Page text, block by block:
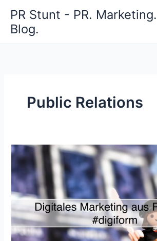
Inhalt
springen
PR Stunt - PR. Marketing.
Blog.
Public Relations